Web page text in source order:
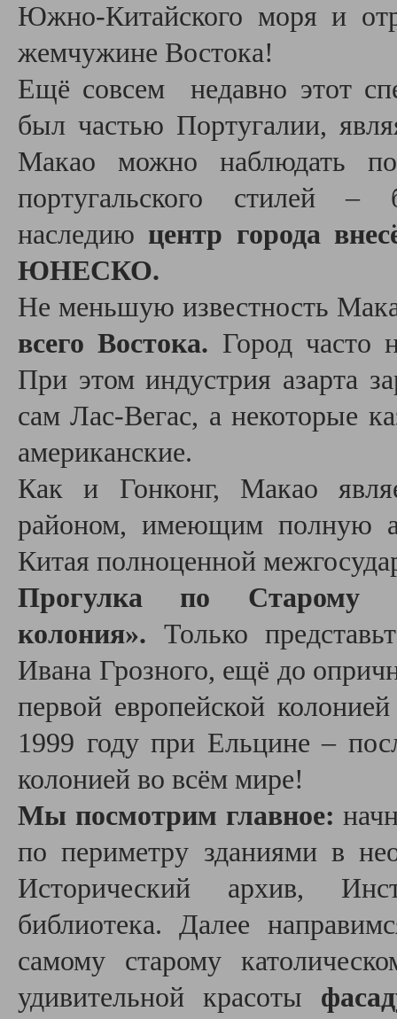
Южно-Китайского моря и
жемчужине Востока!
Ещё совсем недавно этот
был частью Португалии,
Макао можно наблюдать
португальского стилей –
наследию центр города
ЮНЕСКО.
Не меньшую известность
всего Востока. Город часто
При этом индустрия азарта
сам Лас-Вегас, а некоторые
американские.
Как и Гонконг, Макао
районом, имеющим полную
Китая полноценной
Прогулка по
колония». Только
Ивана Грозного, ещё до
первой европейской
1999 году при Ельцине –
колонией во всём мире!
Мы посмотрим главное:
по периметру зданиями в
Исторический архив,
библиотека. Далее
самому старому
удивительной красоты